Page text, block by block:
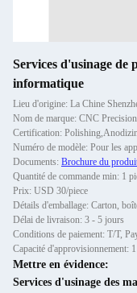
Services d'usinage de
informatique
Lieu d'origine: La Chine
Nom de marque: CNC
Certification:
Documents: Brochure du
Quantité de commande min: 1
Prix: USD 30/piece
Détails d'emballage: Carton,
Délai de livraison: 3 - 5 jours
Conditions de paiement: T/T,
Capacité d'approvisionnement:
Mettre en évidence:
Services d'usinage des